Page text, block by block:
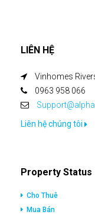
LIÊN HỆ
Vinhomes
0963 958 066
Liên hệ chúng tôi
Property Status
Cho Thuê
Mua Bán